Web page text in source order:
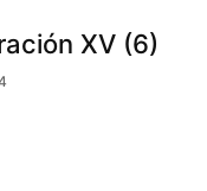
XV (6)